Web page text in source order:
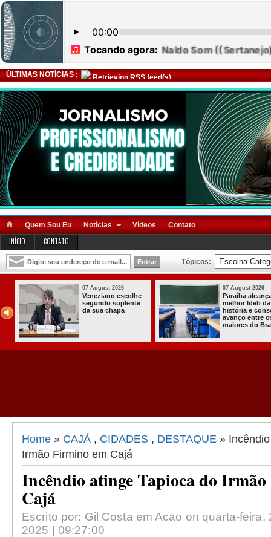
ÚLTIMAS NOTÍCIAS : Retrieving RSS feed(s)
Quem Sou Eu Notícias Vídeos Contato
INÍCIO CONTATO
Tópicos:
2026
alcança o
Ideb da
e consolida
entre os
do Brasil
Homem é preso
com armas,
munições e
radiocomunicadore
s no Conde
Home » CAJÁ , CIDADES , DESTAQUE »
Irmão Firmino em Cajá
Incêndio atinge Tapioca do
Cajá
Escrito por: Gil Costa em Acao on quarta-feira,
2025 | 09:27:00